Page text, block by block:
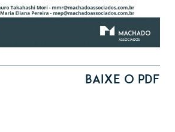
Baixe o PDF